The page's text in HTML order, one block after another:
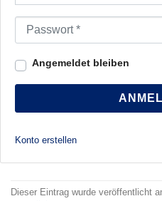
Passwort
Angemeldet bleiben
Konto erstellen
Dieser Eintrag wurde veröffentlicht